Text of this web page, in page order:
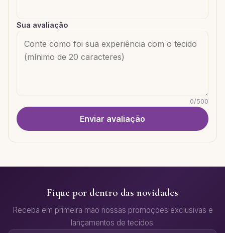
Sua avaliação
0/500
Enviar avaliação
Fique por dentro das novidades
Receba em primeira mão nossas promoções exclusivas e
lançamentos de tecidos.